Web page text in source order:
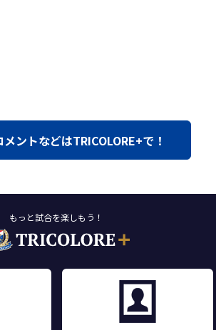
ントなどはTRICOLORE+で！
もっと試合を楽しもう！